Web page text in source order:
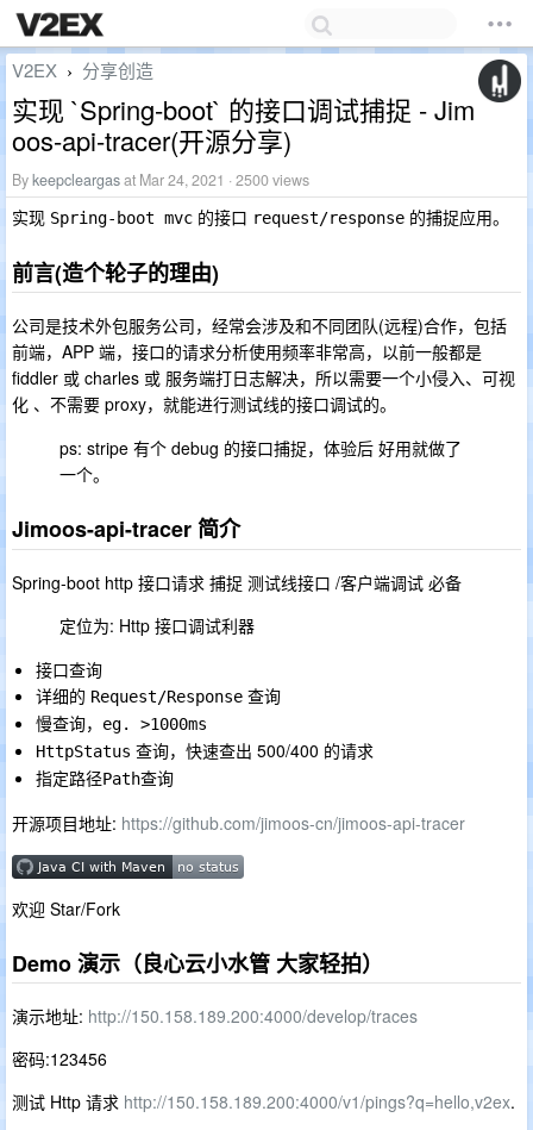
V2EX › 分享创造
实现 `Spring-boot` 的接口调试捕捉 - Jim
oos-api-tracer(开源分享)
Bykeepcleargasat Mar 24, 2021 · 2500 views
实现 Spring-boot mvc 的接口 request/response 的捕捉应用。
前言(造个轮子的理由)
公司是技术外包服务公司，经常会涉及和不同团队(远程)合作，包括
前端，APP 端，接口的请求分析使用频率非常高，以前一般都是
fiddler 或 charles 或 服务端打日志解决，所以需要一个小侵入、可视
化 、不需要 proxy，就能进行测试线的接口调试的。
ps: stripe 有个 debug 的接口捕捉，体验后 好用就做了
一个。
Jimoos-api-tracer 简介
Spring-boot http 接口请求 捕捉 测试线接口 /客户端调试 必备
定位为: Http 接口调试利器
接口查询
详细的 Request/Response 查询
慢查询，
eg. >1000ms
HttpStatus 查询，快速查出 500/400 的请求
指定路径Path查询
开源项目地址: https://github.com/jimoos-cn/jimoos-api-tracer
欢迎 Star/Fork
Demo 演示（良心云小水管 大家轻拍）
演示地址: http://150.158.189.200:4000/develop/traces
密码:123456
测试 Http 请求 http://150.158.189.200:4000/v1/pings?q=hello,v2ex.